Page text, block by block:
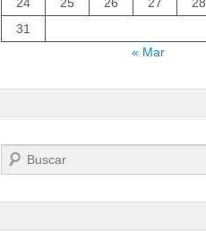
31
« Mar
Buscar